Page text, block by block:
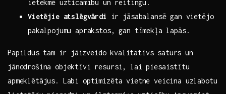
ietekmē uzticamību ⁤un reitingu.
Vietējie atslēgvārdi
ir jāsabalansē gan vietējo
pakalpojumu ‍aprakstos, gan tīmekļa lapās.
Papildus⁣ tam⁣ ir⁤ jāizveido⁣ kvalitatīvs saturs un
jānodrošina‍ objektīvi resursi, lai piesaistītu
apmeklētājus. Labi optimizēta vietne veicina‌ uzlabotu